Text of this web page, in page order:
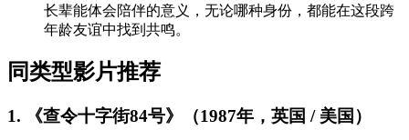
长辈能体会陪伴的意义，无论哪种身份，都能在这段跨
年龄友谊中找到共鸣。
同类型影片推荐
1. 《查令十字街84号》（1987年，英国 / 美国）